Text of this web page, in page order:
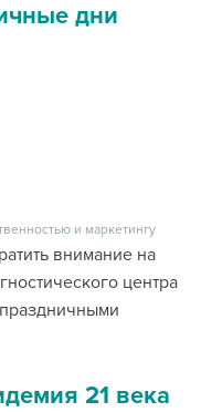
дни
и маркетингу
внимание на
центра
21 века